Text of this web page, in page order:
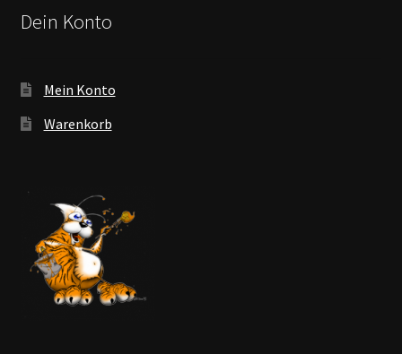
Dein Konto
Mein Konto
Warenkorb